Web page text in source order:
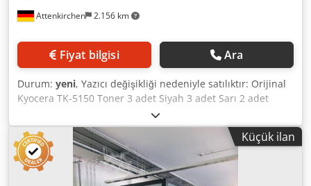
Attenkirchen 2.156 km
Fiyat bilgisi Ara
Durum: yeni, Yazıcı değişikliği nedeniyle satılıktır: Orijinal
Kyocera TK-5150 Toner 3 adet Siyah 3 adet Sarı 2 adet
Cyan (Mavi) Dsdpfozruuqsx Ahiekr 3 adet Magenta (Kırmızı)
Fatura karşılığında ön ödeme ile satış yapılacaktır. Yeni
fiyatın %60'ı hedeflenmektedir.
Küçük ilan